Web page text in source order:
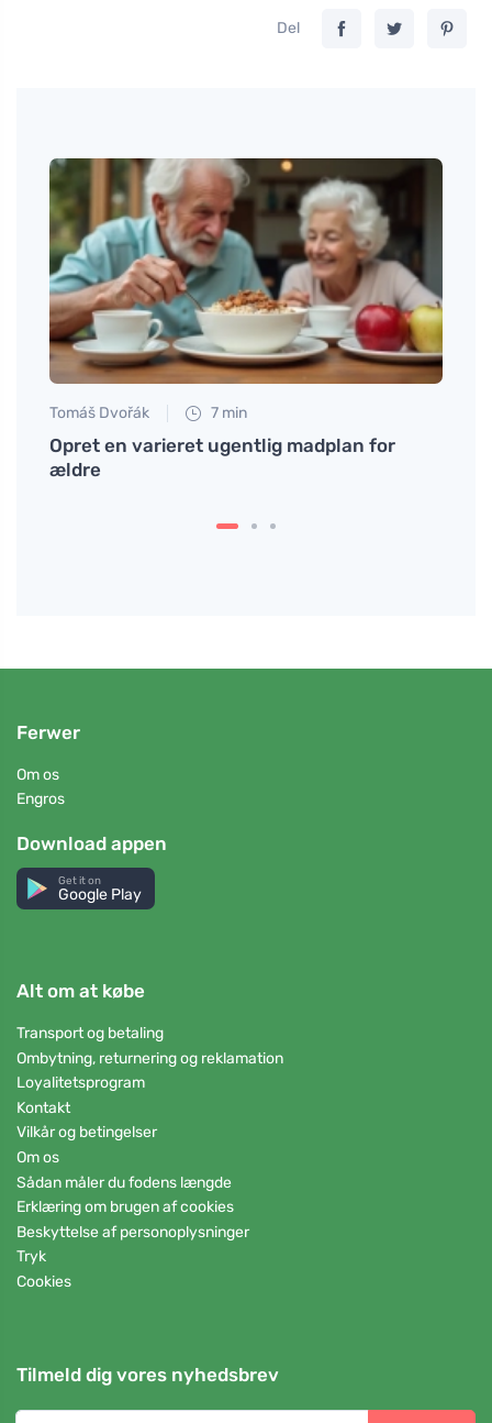
Del
Tomáš Dvořák 7 min
Opret en varieret ugentlig madplan for
ældre
Ferwer
Om os
Engros
Download appen
Get it on
Google Play
Alt om at købe
Transport og betaling
Ombytning, returnering og reklamation
Loyalitetsprogram
Kontakt
Vilkår og betingelser
Om os
Sådan måler du fodens længde
Erklæring om brugen af cookies
Beskyttelse af personoplysninger
Tryk
Cookies
Tilmeld dig vores nyhedsbrev